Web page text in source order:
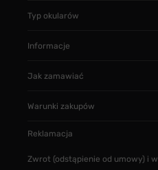
Typ okularów
Informacje
Jak zamawiać
Warunki zakupów
Reklamacja
Zwrot (odstąpienie od umowy) i